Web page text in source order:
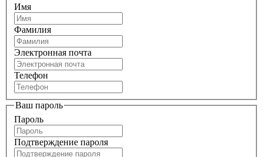
Имя
Фамилия
Электронная почта
Телефон
Ваш пароль
Пароль
Подтверждение пароля